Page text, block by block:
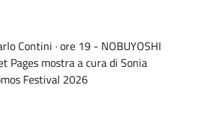
Contini · ore 19 - NOBUYOSHI
Pages mostra a cura di Sonia
Festival 2026